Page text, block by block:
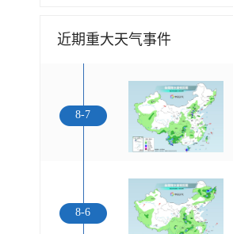
近期重大天气事件
8-7
8-6